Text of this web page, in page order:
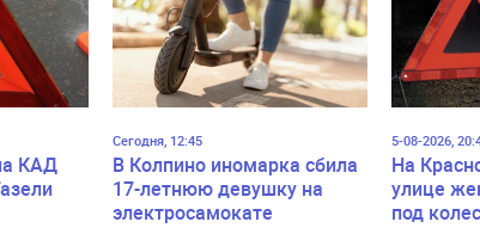
КАД
Сегодня, 12:45
В Колпино иномарка сбила
17-летнюю девушку на
электросамокате
5-08-2026,
На
улице
под